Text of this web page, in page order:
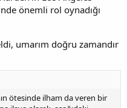
önemli rol oynadığı
umarım doğru zamandır
ötesinde ilham da veren bir